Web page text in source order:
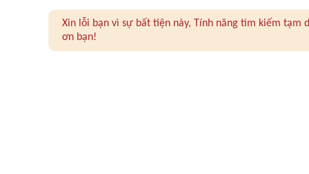
Xin lỗi bạn vì sự bất tiện này, Tính năng tìm kiếm
ơn bạn!